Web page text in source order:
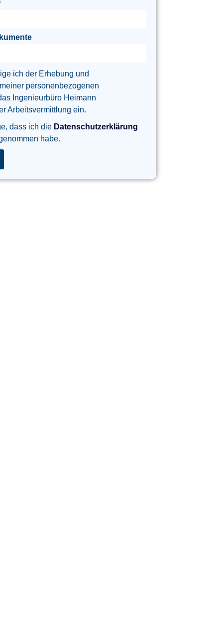
ich der Erhebung und
personenbezogenen
Ingenieurbüro Heimann
Arbeitsvermittlung ein.
dass ich die Datenschutzerklärung
habe.